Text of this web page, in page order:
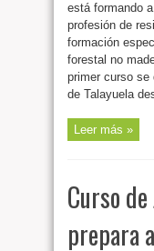
está formando
profesión de
formación
forestal no
primer curso se
de Talayuela
Leer más »
Curso
prepara